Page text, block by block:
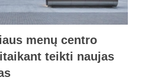
menų centro
teikti naujas